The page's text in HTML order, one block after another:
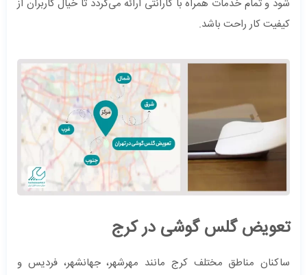
شود و تمام خدمات همراه با گارانتی ارائه می‌گردد تا خیال کاربران از
کیفیت کار راحت باشد.
تعویض گلس گوشی در کرج
ساکنان مناطق مختلف کرج مانند مهرشهر، جهانشهر، فردیس و